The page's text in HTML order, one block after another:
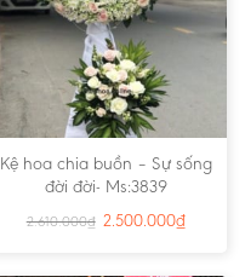
Kệ hoa chia buồn – Sự sống
đời đời- Ms:3839
2.610.000₫ 2.500.000₫